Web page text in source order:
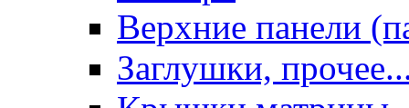
Верхние панели
Заглушки,